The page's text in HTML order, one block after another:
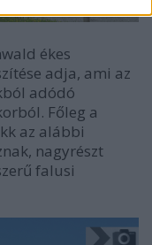
ékes
adja, ami az
adódó
Főleg a
az alábbi
nagyrészt
falusi